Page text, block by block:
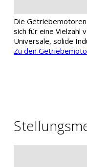
Die Getriebemotoren
sich für eine Vielzahl
Universale, solide
Zu den